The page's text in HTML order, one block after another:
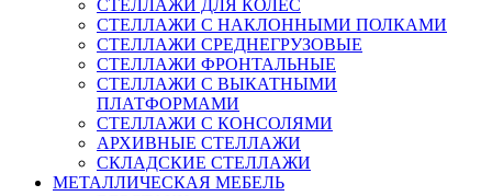
СТЕЛЛАЖИ ДЛЯ КОЛЕС
СТЕЛЛАЖИ С НАКЛОННЫМИ ПОЛКАМИ
СТЕЛЛАЖИ СРЕДНЕГРУЗОВЫЕ
СТЕЛЛАЖИ ФРОНТАЛЬНЫЕ
СТЕЛЛАЖИ С ВЫКАТНЫМИ
ПЛАТФОРМАМИ
СТЕЛЛАЖИ С КОНСОЛЯМИ
АРХИВНЫЕ СТЕЛЛАЖИ
СКЛАДСКИЕ СТЕЛЛАЖИ
МЕТАЛЛИЧЕСКАЯ МЕБЕЛЬ